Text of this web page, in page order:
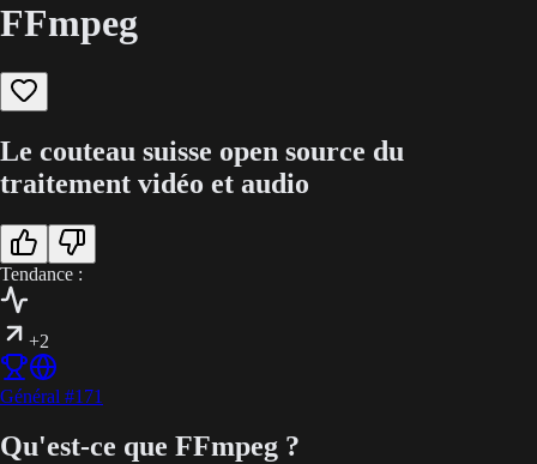
FFmpeg
Le couteau suisse open source du
traitement vidéo et audio
Tendance :
+2
Général #171
Qu'est-ce que FFmpeg ?